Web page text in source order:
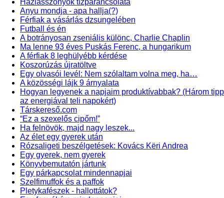
Háziasszonyok tízparancsolata
Anyu mondja - apa hallja(?)
Férfiak a vásárlás dzsungelében
Futball és én
A botrányosan zseniális különc, Charlie Chaplin
Ma lenne 93 éves Puskás Ferenc, a hungarikum
A férfiak 8 leghülyébb kérdése
Koszorúzás újratöltve
Egy olvasói levél: Nem szólaltam volna meg, ha…
A közösségi lájk 9 árnyalata
Hogyan legyenek a napjaim produktívabbak? (Három tipp
az energiával teli napokért)
Társkereső.com
“Ez a szexelős cipőm!”
Ha felnövök, majd nagy leszek...
Az élet egy gyerek után
Rózsaligeti beszélgetések: Kovács Këri Andrea
Egy gyerek, nem gyerek
Könyvbemutatón jártunk
Egy párkapcsolat mindennapjai
Szelfimuffok és a paffok
Pletykafészek - hallottátok?